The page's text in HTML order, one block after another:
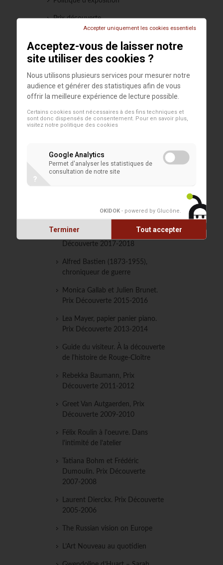
Prix découverte
Robert Giron (1897-1967).
Peintre et promoteur de l'art
Laurent Poisson. Prix Découverte
2024-2025
Océane Vallot. Prix Découverte
2022-2023
Charles-Henry Sommelette. Prix
Carolina Fernandez. Prix
Découverte 2017-2018
Alfred Bastien (1873-1955),
chroniqueur de guerre
Monica Gallab et Julien Brunet.
Prix Découverte 2015-2016
Lea Mayer, papier panier piano.
Prix Découverte 2013-2014
Guide du visiteur. À la découverte
de l'histoire de Rouge-Cloître
Rebekka Baumann, Prix
Découverte 2011-2012
Greet Van Autgaerden, Prix
Découverte 2009-2010
Félix Roulin à l'oeuvre. Dans
l'intimité de l'atelier
Tatiana Bohm et Frédéric
Dumoulin. Prix Découverte
2007-2008
Laurent Dierckx. Prix Découverte
2005-2006
The Russian vision on Europe
L’Art Nouveau au quotidien
Accepter uniquement les cookies essentiels
Acceptez-vous de laisser notre
site utiliser des cookies ?
Nous utilisons plusieurs services pour mesurer notre
audience et générer des statistiques afin de vous
offrir la meilleure expérience de lecture possible.
Certains cookies sont nécessaires à des fins techniques et
sont donc dispensés de consentement. Pour en savoir plus,
visitez notre politique des cookies
Google Analytics
Permet d'analyser les statistiques de
consultation de notre site
?
OKIDOK - powered by Glucône
Terminer Tout accepter